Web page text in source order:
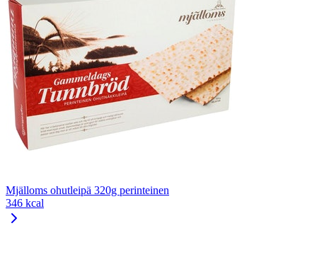
Mjälloms ohutleipä 320g perinteinen
346 kcal